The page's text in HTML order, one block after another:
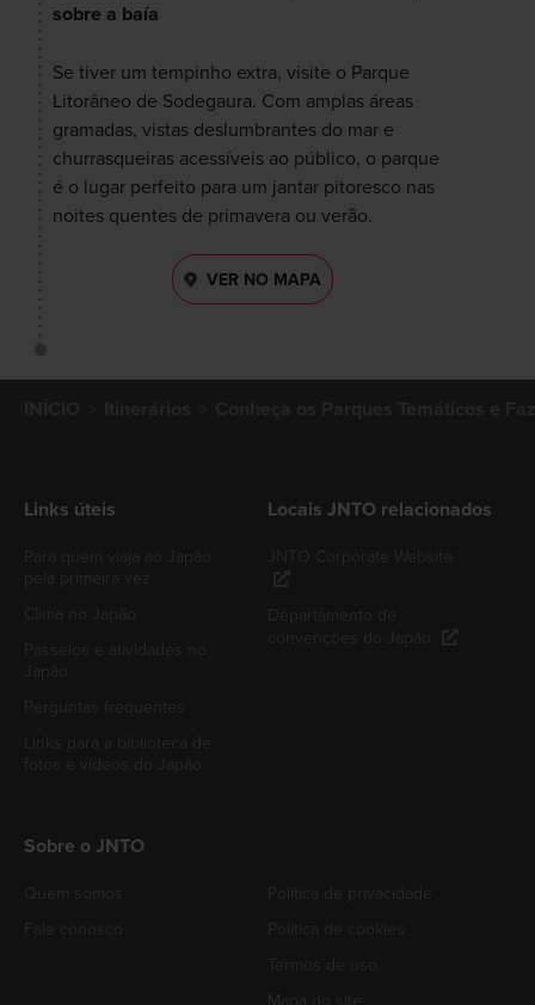
sobre a baía
Se tiver um tempinho extra, visite o Parque
Litorâneo de Sodegaura. Com amplas áreas
gramadas, vistas deslumbrantes do mar e
churrasqueiras acessíveis ao público, o parque
é o lugar perfeito para um jantar pitoresco nas
noites quentes de primavera ou verão.
VER NO MAPA
Links úteis Locais JNTO relacionados
Sobre o JNTO